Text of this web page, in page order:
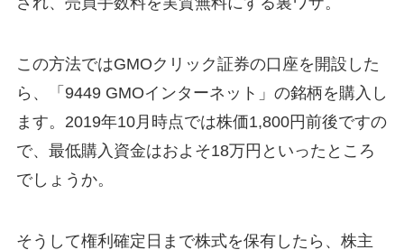
この方法ではGMOクリック証券の口座を開設した
ら、「9449 GMOインターネット」の銘柄を購入し
ます。2019年10月時点では株価1,800円前後ですの
で、最低購入資金はおよそ18万円といったところ
でしょうか。
そうして権利確定日まで株式を保有したら、株主